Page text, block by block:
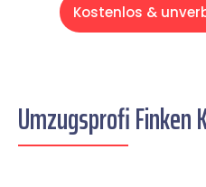
Kostenlos &
Umzugsprofi Finken